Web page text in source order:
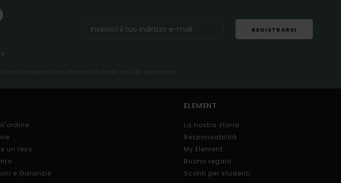
REGISTRARSI
complete sono disponibili nella mail di benvenuto
un reso
e Garanzie
ELEMENT
La nostra storia
Responsabilità
My Element
Buono regalo
Sconti per studenti